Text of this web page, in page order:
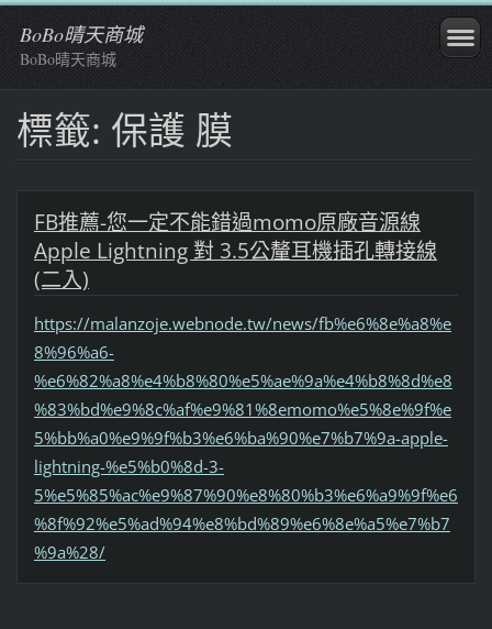
BoBo晴天商城
BoBo晴天商城
標籤: 保護 膜
FB推薦-您一定不能錯過momo原廠音源線
Apple Lightning 對 3.5公釐耳機插孔轉接線
(二入)
https://malanzoje.webnode.tw/news/fb%e6%8e%a8%e
8%96%a6-
%e6%82%a8%e4%b8%80%e5%ae%9a%e4%b8%8d%e8
%83%bd%e9%8c%af%e9%81%8emomo%e5%8e%9f%e
5%bb%a0%e9%9f%b3%e6%ba%90%e7%b7%9a-apple-
lightning-%e5%b0%8d-3-
5%e5%85%ac%e9%87%90%e8%80%b3%e6%a9%9f%e6
%8f%92%e5%ad%94%e8%bd%89%e6%8e%a5%e7%b7
%9a%28/